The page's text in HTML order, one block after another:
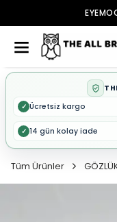
✓ Ücretsiz kargo
✓ 14 gün kolay iade
Tüm Ürünler